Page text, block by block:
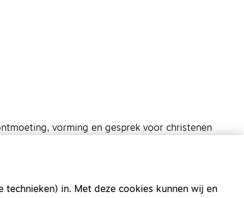
vorming en gesprek voor christenen
in. Met deze cookies kunnen wij en